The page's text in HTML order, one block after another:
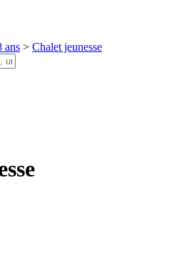
ans > Chalet jeunesse